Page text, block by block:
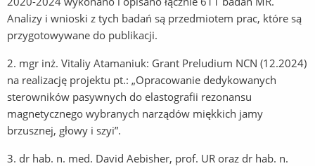
Analizy i wnioski z tych badań są przedmiotem prac, które są
przygotowywane do publikacji.
2. mgr inż. Vitaliy Atamaniuk: Grant Preludium NCN (12.2024)
na realizację projektu pt.: „Opracowanie dedykowanych
sterowników pasywnych do elastografii rezonansu
magnetycznego wybranych narządów miękkich jamy
brzusznej, głowy i szyi”.
3. dr hab. n. med. David Aebisher, prof. UR oraz dr hab. n.